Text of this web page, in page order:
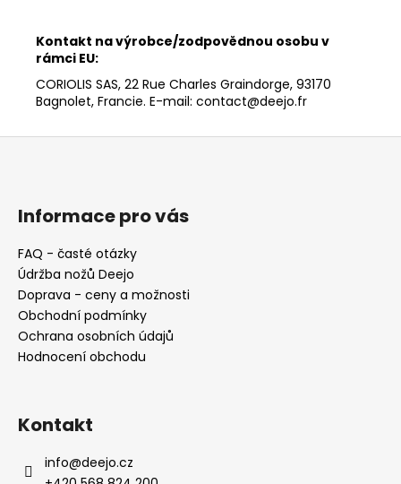
Kontakt na výrobce/zodpovědnou osobu v
rámci EU:
CORIOLIS SAS, 22 Rue Charles Graindorge, 93170
Bagnolet, Francie. E-mail: contact@deejo.fr
Z
Informace pro vás
FAQ - časté otázky
Údržba nožů Deejo
Doprava - ceny a možnosti
Obchodní podmínky
Ochrana osobních údajů
Hodnocení obchodu
Kontakt
info@deejo.cz